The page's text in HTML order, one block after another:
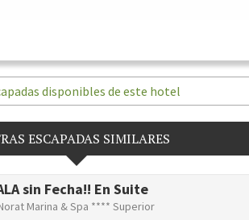
disponibles de este hotel
ESCAPADAS SIMILARES
sin Fecha!! En Suite
Marina & Spa **** Superior